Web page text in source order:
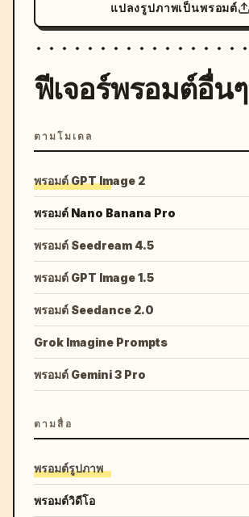
แปลงรูปภาพเป็นพรอมต์
ฟีเจอร์พรอมต์อื่นๆ
ตามโมเดล
พรอมต์ GPT Image 2
พรอมต์ Nano Banana Pro
พรอมต์ Seedream 4.5
พรอมต์ GPT Image 1.5
พรอมต์ Seedance 2.0
Grok Imagine Prompts
พรอมต์ Gemini 3 Pro
ตามสื่อ
พรอมต์รูปภาพ
พรอมต์วิดีโอ